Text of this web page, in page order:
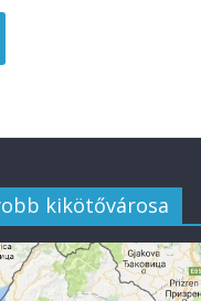
kikötővárosa